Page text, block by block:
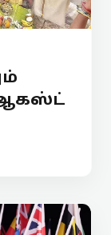
ஆகஸ்ட்